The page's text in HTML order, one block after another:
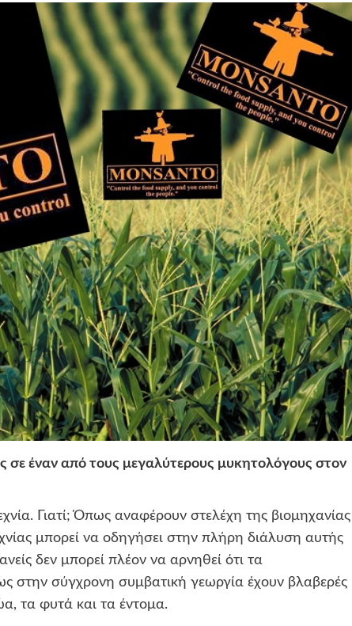
σε έναν από τους μεγαλύτερους μυκητολόγους στον
Γιατί; Όπως αναφέρουν στελέχη της βιομηχανίας
μπορεί να οδηγήσει στην πλήρη διάλυση αυτής
δεν μπορεί πλέον να αρνηθεί ότι τα
στην σύγχρονη συμβατική γεωργία έχουν βλαβερές
τα φυτά και τα έντομα.